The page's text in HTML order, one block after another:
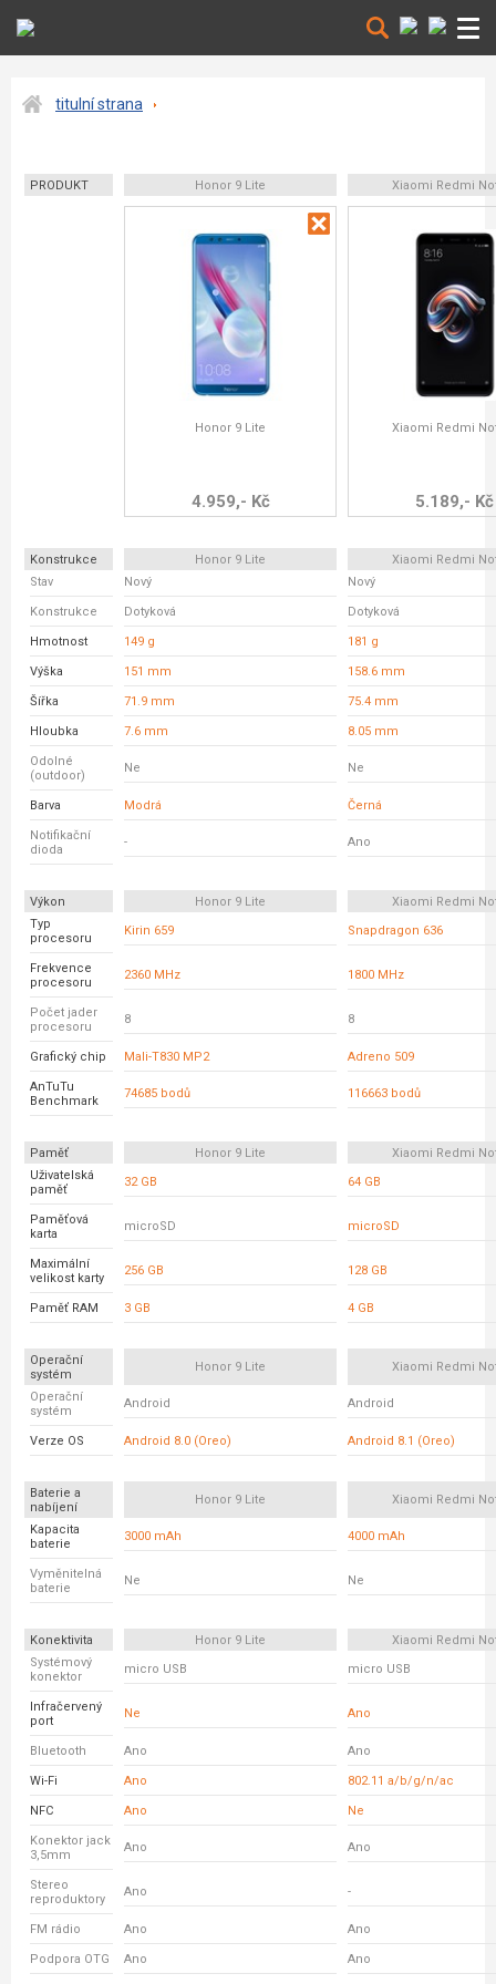
titulní strana
PRODUKT Honor 9 Lite Xiaomi Redmi
Honor 9 Lite
4.959,- Kč
Xiaomi Redmi
5.189,- Kč
Konstrukce Honor 9 Lite
Xiaomi Redmi
Stav
Nový Nový
Konstrukce Dotyková Dotyková
Hmotnost 149 g 181 g
Výška 151 mm 158.6 mm
Šířka 71.9 mm 75.4 mm
Hloubka 7.6 mm 8.05 mm
Odolné
(outdoor)
Ne Ne
Barva Modrá Černá
Notifikační
dioda
- Ano
Výkon Honor 9 Lite
Xiaomi Redmi
Typ
procesoru
Kirin 659 Snapdragon 636
Frekvence
procesoru
2360 MHz 1800 MHz
Počet jader
procesoru
8 8
Grafický chip Mali-T830 MP2 Adreno 509
AnTuTu
Benchmark
74685 bodů 116663 bodů
Paměť Honor 9 Lite
Xiaomi Redmi
Uživatelská
paměť
32 GB 64 GB
Paměťová
karta
microSD microSD
Maximální
velikost karty
256 GB 128 GB
Paměť RAM 3 GB 4 GB
Operační
systém
Honor 9 Lite Xiaomi Redmi
Operační
systém
Android Android
Verze OS Android 8.0 (Oreo) Android 8.1 (Oreo)
Baterie a
nabíjení
Honor 9 Lite Xiaomi Redmi
Kapacita
baterie
3000 mAh 4000 mAh
Vyměnitelná
baterie
Ne Ne
Konektivita Honor 9 Lite
Xiaomi Redmi
Systémový
konektor
micro USB micro USB
Infračervený
port
Ne Ano
Bluetooth Ano Ano
Wi-Fi Ano 802.11 a/b/g/n/ac
NFC Ano Ne
Konektor jack
3,5mm
Ano Ano
Stereo
reproduktory
Ano -
FM rádio Ano Ano
Podpora OTG Ano Ano